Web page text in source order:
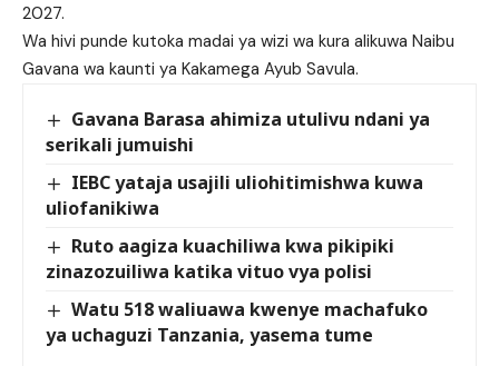
2027.
Wa hivi punde kutoka madai ya wizi wa kura alikuwa Naibu
Gavana wa kaunti ya Kakamega Ayub Savula.
Gavana Barasa ahimiza utulivu ndani ya
serikali jumuishi
IEBC yataja usajili uliohitimishwa kuwa
uliofanikiwa
Ruto aagiza kuachiliwa kwa pikipiki
zinazozuiliwa katika vituo vya polisi
Watu 518 waliuawa kwenye machafuko
ya uchaguzi Tanzania, yasema tume